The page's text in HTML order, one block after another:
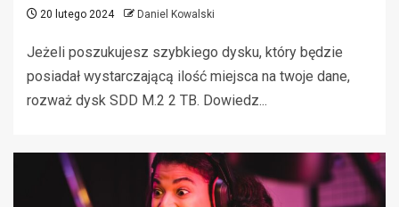
20 lutego 2024 Daniel Kowalski
Jeżeli poszukujesz szybkiego dysku, który będzie
posiadał wystarczającą ilość miejsca na twoje dane,
rozważ dysk SDD M.2 2 TB. Dowiedz...